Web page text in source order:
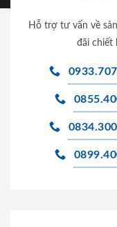
Hỗ trợ tư vấn về
đãi chiết